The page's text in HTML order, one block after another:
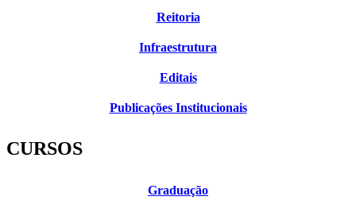
Reitoria
Infraestrutura
Editais
Publicações Institucionais
CURSOS
Graduação